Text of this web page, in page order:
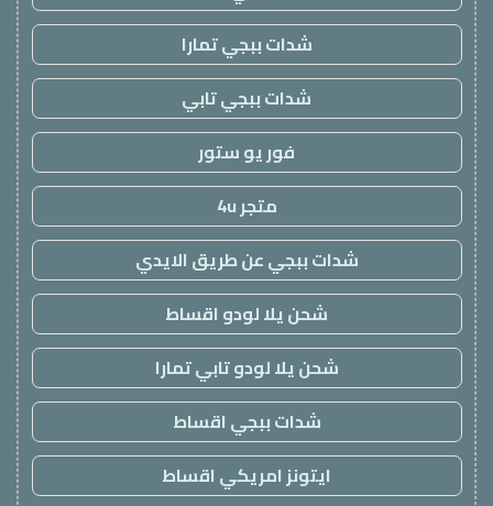
شدات ببجي تمارا
شدات ببجي تابي
فور يو ستور
متجر 4u
شدات ببجي عن طريق الايدي
شحن يلا لودو اقساط
شحن يلا لودو تابي تمارا
شدات ببجي اقساط
ايتونز امريكي اقساط